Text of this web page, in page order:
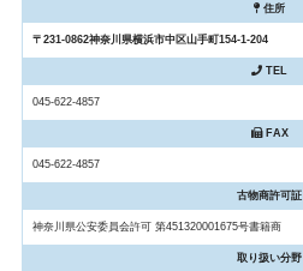
住所
〒231-0862神奈川県横浜市中区山手町154-1-204
TEL
045-622-4857
FAX
045-622-4857
古物商許可証
神奈川県公安委員会許可 第451320001675号書籍商
取り扱い分野